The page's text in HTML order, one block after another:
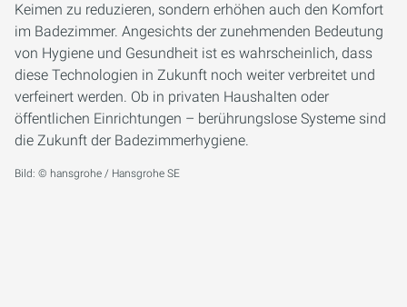
Keimen zu reduzieren, sondern erhöhen auch den Komfort
im Badezimmer. Angesichts der zunehmenden Bedeutung
von Hygiene und Gesundheit ist es wahrscheinlich, dass
diese Technologien in Zukunft noch weiter verbreitet und
verfeinert werden. Ob in privaten Haushalten oder
öffentlichen Einrichtungen – berührungslose Systeme sind
die Zukunft der Badezimmerhygiene.
Bild: © hansgrohe / Hansgrohe SE